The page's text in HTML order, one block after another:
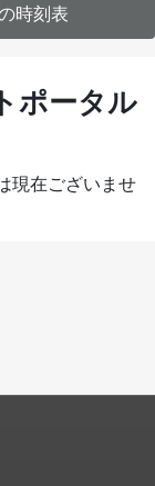
時刻表
ポータル
現在ございませ